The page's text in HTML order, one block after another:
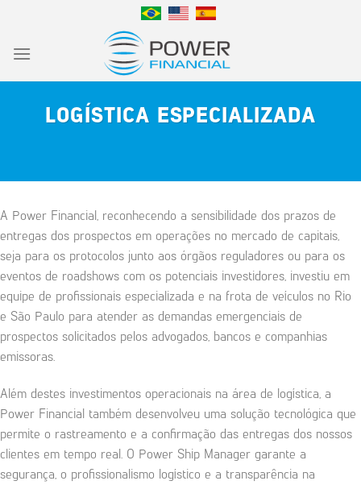
content
LOGÍSTICA ESPECIALIZADA
A Power Financial, reconhecendo a sensibilidade dos prazos de
entregas dos prospectos em operações no mercado de capitais,
seja para os protocolos junto aos órgãos reguladores ou para os
eventos de roadshows com os potenciais investidores, investiu em
equipe de profissionais especializada e na frota de veículos no Rio
e São Paulo para atender as demandas emergenciais de
prospectos solicitados pelos advogados, bancos e companhias
emissoras.
Além destes investimentos operacionais na área de logística, a
Power Financial também desenvolveu uma solução tecnológica que
permite o rastreamento e a confirmação das entregas dos nossos
clientes em tempo real. O Power Ship Manager garante a
segurança, o profissionalismo logístico e a transparência na